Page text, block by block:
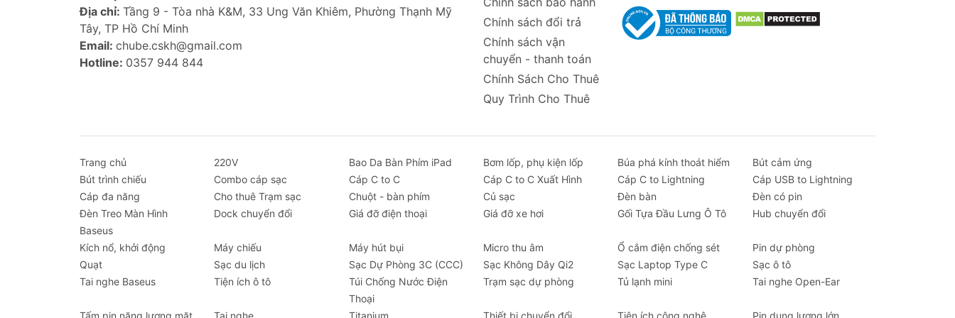
Với những tính năng ưu việt, cáp sạc đa năng USAMS SJ713 60W là lựa chọn lý tưởng để tối ưu hóa
trải nghiệm sạc và truyền dữ liệu cho các thiết bị của bạn.
Địa chỉ: Tầng 9 - Tòa nhà K&M, 33 Ung Văn Khiêm, Phường Thạnh Mỹ
Tây, TP Hồ Chí Minh
Email: chube.cskh@gmail.com
Hotline: 0357 944 844
Chính sách đổi trả
Chính sách vận
chuyển - thanh toán
Chính Sách Cho Thuê
Quy Trình Cho Thuê
Trang chủ 220V Bao Da Bàn Phím iPad Bơm lốp, phụ kiện lốp Búa phá kính thoát hiểm
Bút cảm ứng
Bút trình chiếu
Combo cáp sạc Cáp C to C Cáp C to C Xuất Hình Cáp C to Lightning
Cáp USB to Lightning
Cáp đa năng
Cho thuê Trạm sạc Chuột - bàn phím Củ sạc Đèn bàn
Đèn có pin
Đèn Treo Màn Hình
Baseus
Dock chuyển đổi Giá đỡ điện thoại Giá đỡ xe hơi Gối Tựa Đầu Lưng Ô Tô Hub chuyển đổi
Kích nổ, khởi động Máy chiếu Máy hút bụi Micro thu âm Ổ cắm điện chống sét
Pin dự phòng
Quạt
Sạc du lịch Sạc Dự Phòng 3C (CCC) Sạc Không Dây Qi2 Sạc Laptop Type C
Sạc ô tô
Tai nghe Baseus
Tiện ích ô tô
Túi Chống Nước Điện
Thoại
Trạm sạc dự phòng Tủ lạnh mini Tai nghe Open-Ear
Tấm pin năng lượng mặt Tai nghe Titanium Thiết bị chuyển đổi Tiện ích công nghệ Pin dung lượng lớn